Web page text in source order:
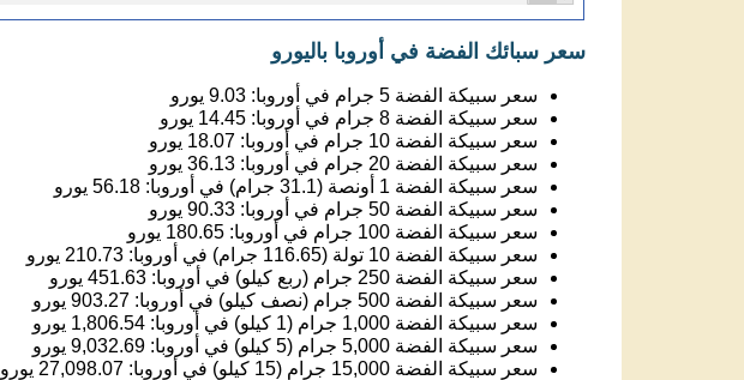
سعر سبائك الفضة في أوروبا باليورو
سعر سبيكة الفضة 5 جرام في أوروبا: 9.03 يورو
سعر سبيكة الفضة 8 جرام في أوروبا:
14.45 يورو
سعر سبيكة الفضة 10 جرام في أوروبا:
18.07 يورو
سعر سبيكة الفضة 20 جرام في أوروبا:
36.13 يورو
سعر سبيكة الفضة 1 أونصة (31.1 جرام) في أوروبا:
56.18 يورو
سعر سبيكة الفضة 50 جرام في أوروبا:
90.33 يورو
سعر سبيكة الفضة 100 جرام في أوروبا:
180.65 يورو
سعر سبيكة الفضة 10 تولة (116.65 جرام) في أوروبا:
210.73 يورو
سعر سبيكة الفضة 250 جرام (ربع كيلو) في أوروبا:
451.63 يورو
سعر سبيكة الفضة 500 جرام (نصف كيلو) في أوروبا:
903.27 يورو
سعر سبيكة الفضة 1,000 جرام (1 كيلو) في أوروبا:
1,806.54 يورو
سعر سبيكة الفضة 5,000 جرام (5 كيلو) في أوروبا:
9,032.69 يورو
سعر سبيكة الفضة 15,000 جرام (15 كيلو) في أوروبا:
27,098.07 يورو